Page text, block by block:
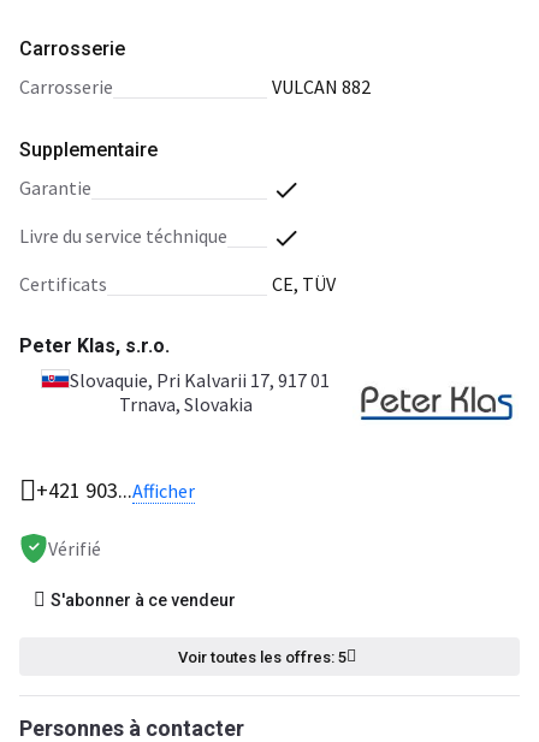
Carrosserie
carrosserie VULCAN 882
Supplementaire
garantie
livre du service téchnique
certificats
CE, TÜV
Peter Klas, s.r.o.
Slovaquie, Pri Kalvarii 17, 917 01
Trnava, Slovakia
+421 903...Afficher
Vérifié
S'abonner à ce vendeur
Voir toutes les offres: 5
Personnes à contacter